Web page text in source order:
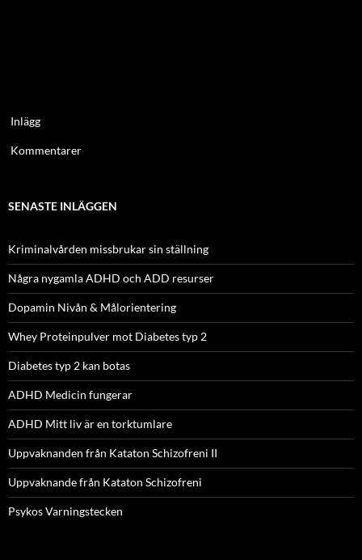
Inlägg
Kommentarer
SENASTE INLÄGGEN
Kriminalvården missbrukar sin ställning
Några nygamla ADHD och ADD resurser
Dopamin Nivån & Målorientering
Whey Proteinpulver mot Diabetes typ 2
Diabetes typ 2 kan botas
ADHD Medicin fungerar
ADHD Mitt liv är en torktumlare
Uppvaknanden från Kataton Schizofreni II
Uppvaknande från Kataton Schizofreni
Psykos Varningstecken